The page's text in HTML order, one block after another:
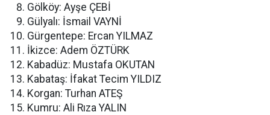
Gölköy: Ayşe ÇEBİ
Gülyalı: İsmail VAYNİ
Gürgentepe: Ercan YILMAZ
İkizce: Adem ÖZTÜRK
Kabadüz: Mustafa OKUTAN
Kabataş: İfakat Tecim YILDIZ
Korgan: Turhan ATEŞ
Kumru: Ali Rıza YALIN